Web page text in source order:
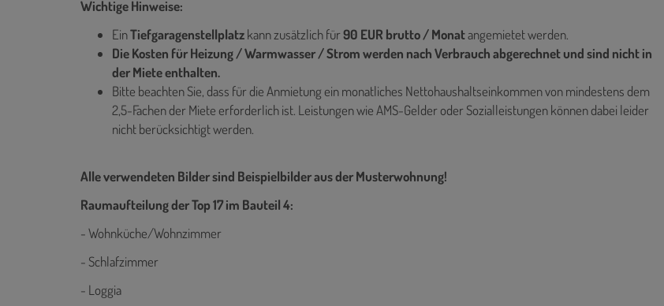
Wichtige Hinweise:
EinTiefgaragenstellplatzkann zusätzlich für90 EUR brutto / Monatangemietet werden.
Die Kosten für Heizung / Warmwasser / Strom werden nach Verbrauch abgerechnet und sind nicht in
der Miete enthalten.
Bitte beachten Sie, dass für die Anmietung ein monatliches Nettohaushaltseinkommen von mindestens dem
2,5-Fachen der Miete erforderlich ist. Leistungen wie AMS-Gelder oder Sozialleistungen können dabei leider
nicht berücksichtigt werden.
Alle verwendeten Bilder sind Beispielbilder aus der Musterwohnung!
Raumaufteilung der Top 17 im Bauteil 4:
- Wohnküche/Wohnzimmer
- Schlafzimmer
- Loggia